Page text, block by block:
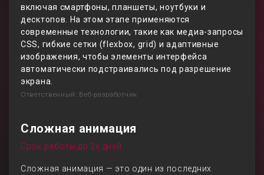
включая смартфоны, планшеты, ноутбуки и
десктопов. На этом этапе применяются
современные технологии, такие как медиа-запросы
CSS, гибкие сетки (flexbox, grid) и адаптивные
изображения, чтобы элементы интерфейса
автоматически подстраивались под разрешение
экрана.
Ответственный: Веб-разработчик
Сложная анимация
Срок работы до 2х дней
Сложная анимация — это один из последних